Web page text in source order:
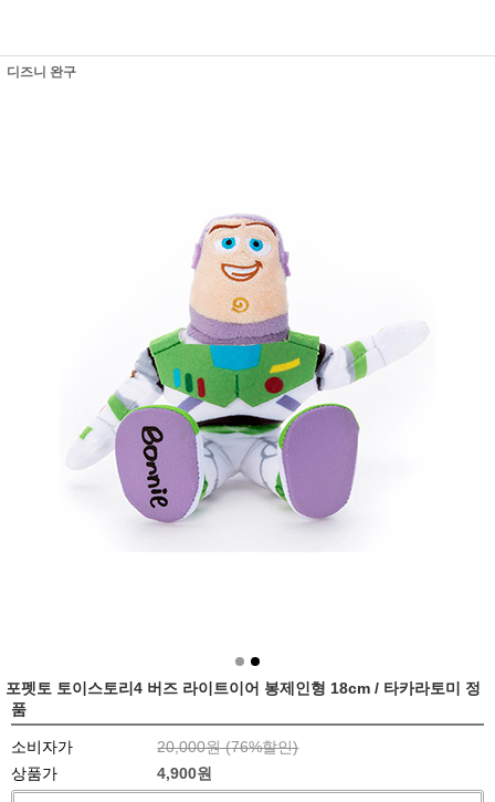
디즈니 완구
포펫토 토이스토리4 버즈 라이트이어 봉제인형 18cm / 타카라토미 정
품
소비자가 20,000원 (76%할인)
상품가
4,900원